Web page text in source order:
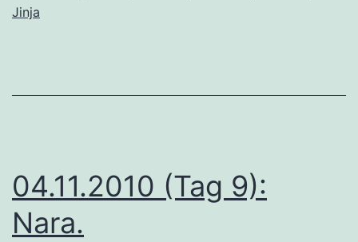
Jinja
04.11.2010 (Tag 9):
Nara.